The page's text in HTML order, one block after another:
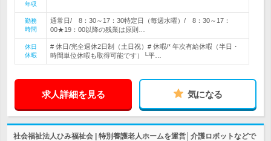
年収
勤務
時間
通常日/ 8：30～17：30特定日（毎週水曜）/ 8：30～17：
00★19：00以降の残業は原則…
休日
休暇
# 休日/完全週休2日制（土日祝）# 休暇/* 年次有給休暇（半日・
時間単位休暇も取得可能です）└平…
求人詳細を見る 気になる
社会福祉法人ひみ福祉会 | 特別養護老人ホームを運営│介護ロボットなどで